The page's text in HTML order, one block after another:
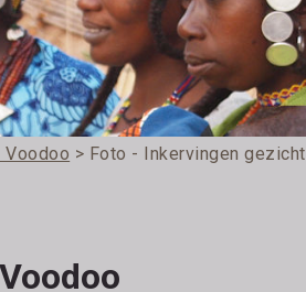
Voodoo > Foto - Inkervingen gezicht